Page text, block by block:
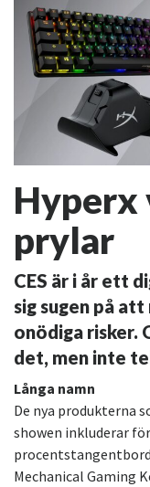
Hyperx
prylar
CES är i år ett
sig sugen på
onödiga risker.
det, men inte
Långa namn
De nya produkterna
showen inkluderar
Mechanical Gaming